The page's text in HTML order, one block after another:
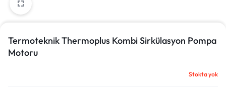
Termoteknik Thermoplus Kombi Sirkülasyon Pompa
Motoru
Stokta yok